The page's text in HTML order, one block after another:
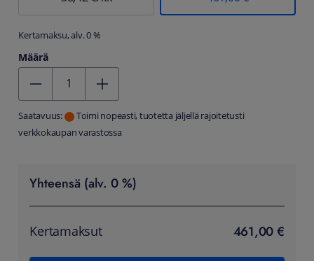
Kertamaksu, alv. 0 %
Määrä
Saatavuus:
Toimi nopeasti, tuotetta jäljellä rajoitetusti
verkkokaupan varastossa
Yhteensä (alv. 0 %)
Kertamaksut 461,00 €